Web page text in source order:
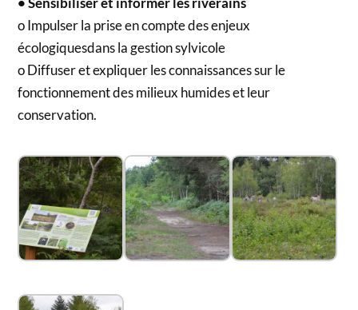
o Impulser la prise en compte des enjeux
écologiquesdans la gestion sylvicole
o Diffuser et expliquer les connaissances sur le
fonctionnement des milieux humides et leur
conservation.